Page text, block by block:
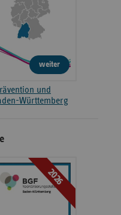
weiter
und
Württemberg
2026